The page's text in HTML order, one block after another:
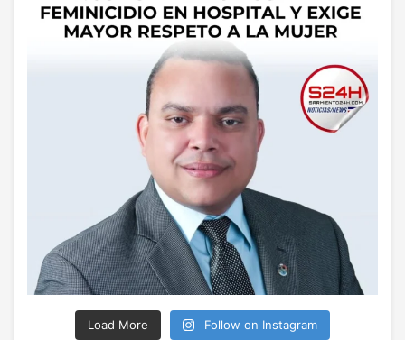
Load More Follow on Instagram